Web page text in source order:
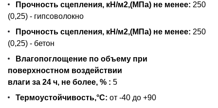
Прочность сцепления, кН/м2,(МПа) не менее: 250
(0,25) - гипсоволокно
Прочность сцепления, кН/м2,(МПа) не менее: 250
(0,25) - бетон
Влагопоглощение по объему при
поверхностном воздействии
влаги за 24 ч, не более, % : 5
Термоустойчивость,°С: от -40 до +90